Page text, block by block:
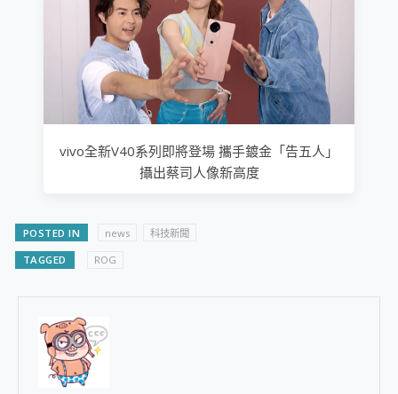
vivo全新V40系列即將登場 攜手鍍金「告五人」
攝出蔡司人像新高度
POSTED IN news 科技新聞
TAGGED ROG